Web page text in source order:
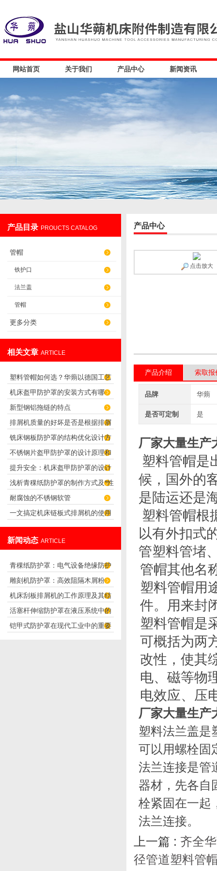
网站首页 关于我们 产品中心 新闻资讯
产品目录 PROUCTS CATALOG
管帽
铁护口
法兰盖
管帽
更多分类
相关文章 ARTICLE
塑料管帽如何选？华蒴以德国工艺
打造管道“精密封口”
机床盔甲防护罩的安装方式有哪
些？
新型钢铝拖链的特点
排屑机质量的好坏是否是根据排屑
量来判断的？
铣床钢板防护罩的结构优化设计方
案
不锈钢片盔甲防护罩的设计原理和
应用
提升安全：机床盔甲防护罩的设计
原理解析
浅析青稞纸防护罩的制作方式及*性
耐腐蚀的不锈钢软管
一文搞定机床链板式排屑机的使用
新闻动态 ARTICLE
青稞纸防护罩：电气设备绝缘防护
专用方案
雕刻机防护罩：高效阻隔木屑粉
尘，守护设备精度与安全
机床刮板排屑机的工作原理及其结
构分析
活塞杆伸缩防护罩在液压系统中的
应用
铠甲式防护罩在现代工业中的重要
产品中心
点击放大
产品介绍 索取报
品牌 华蒴
是否可定制 是
厂家大量生产
塑料管帽是
候，国外的
是陆运还是
塑料管帽根
以有外扣式
管塑料管堵
管帽其他名
塑料管帽用
件。用来封
塑料管帽是
可概括为两
改性，使其
电、磁等物
电效应、压
厂家大量生产
塑料法兰盖是
可以用螺栓固
法兰连接是管
器材，先各自
栓紧固在一起
法兰连接。
上一篇 : 齐全
径管道塑料管